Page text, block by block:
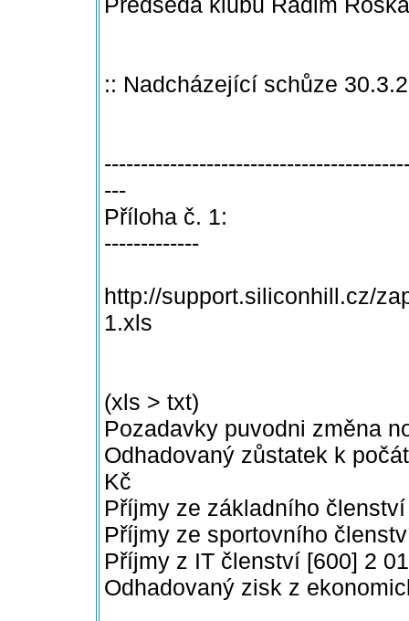
:: Nadcházející schůze
---
Příloha č. 1:
-------------
http://support.siliconhill.cz/
1.xls
(xls > txt)
Pozadavky puvodni změna
Odhadovaný zůstatek k
Kč
Příjmy ze základního
Příjmy ze sportovního
Příjmy z IT členství [600] 2
Odhadovaný zisk z